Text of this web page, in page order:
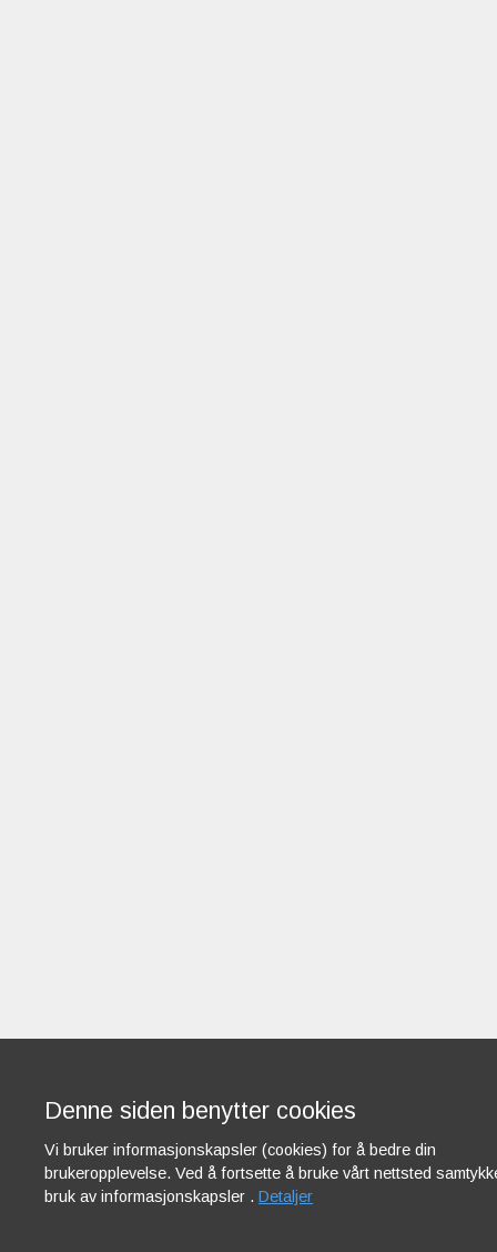
Denne siden benytter cookies
Vi bruker informasjonskapsler (cookies) for å bedre din
brukeropplevelse. Ved å fortsette å bruke vårt nettsted
bruk av informasjonskapsler . Detaljer